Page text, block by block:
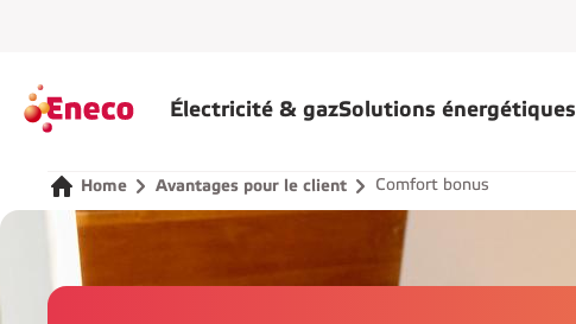
Électricité & gazSolutions énergétiques
Home Avantages pour le client Comfort bonus